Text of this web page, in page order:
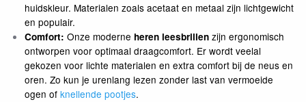
DAMES LEESBRILLEN
BRIL ACCESSOIRES
0
WINKELMAND
+2.50(1)
+3.00(1)
KLEUR
huidskleur. Materialen zoals acetaat en metaal zijn lichtgewicht
en populair.
Comfort: Onze moderne heren leesbrillen zijn ergonomisch
ontworpen voor optimaal draagcomfort. Er wordt veelal
gekozen voor lichte materialen en extra comfort bij de neus en
oren. Zo kun je urenlang lezen zonder last van vermoeide
ogen of knellende pootjes.